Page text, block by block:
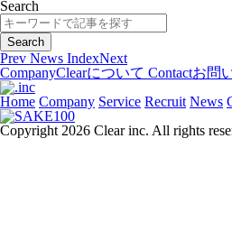
Search
Prev News IndexNext
CompanyClearについて Contactお問
Home Company Service Recruit News
Copyright 2026 Clear inc. All rights